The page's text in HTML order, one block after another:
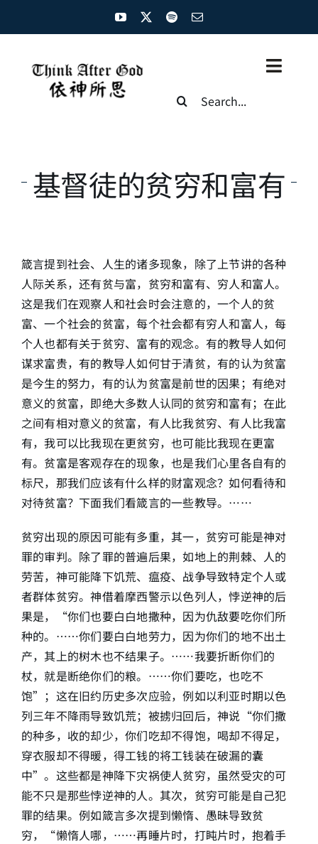
圣经概览
神学概论
圣经解析
简介
下载
Search
基督徒的贫穷和富有
箴言提到社会、人生的诸多现象，除了上节讲的各种
人际关系，还有贫与富，贫穷和富有、穷人和富人。
这是我们在观察人和社会时会注意的，一个人的贫
富、一个社会的贫富，每个社会都有穷人和富人，每
个人也都有关于贫穷、富有的观念。有的教导人如何
谋求富贵，有的教导人如何甘于清贫，有的认为贫富
是今生的努力，有的认为贫富是前世的因果；有绝对
意义的贫富，即绝大多数人认同的贫穷和富有；在此
之间有相对意义的贫富，有人比我贫穷、有人比我富
有，我可以比我现在更贫穷，也可能比我现在更富
有。贫富是客观存在的现象，也是我们心里各自有的
标尺，那我们应该有什么样的财富观念？如何看待和
对待贫富？下面我们看箴言的一些教导。……
贫穷出现的原因可能有多重，其一，贫穷可能是神对
罪的审判。除了罪的普遍后果，如地上的荆棘、人的
劳苦，神可能降下饥荒、瘟疫、战争导致特定个人或
者群体贫穷。神借着摩西警示以色列人，悖逆神的后
果是，“你们也要白白地撒种，因为仇敌要吃你们所
种的。……你们要白白地劳力，因为你们的地不出土
产，其上的树木也不结果子。……我要折断你们的
杖，就是断绝你们的粮。……你们要吃，也吃不
饱”；这在旧约历史多次应验，例如以利亚时期以色
列三年不降雨导致饥荒；被掳归回后，神说“你们撒
的种多，收的却少，你们吃却不得饱，喝却不得足，
穿衣服却不得暖，得工钱的将工钱装在破漏的囊
中”。这些都是神降下灾祸使人贫穷，虽然受灾的可
能不只是那些悖逆神的人。其次，贫穷可能是自己犯
罪的结果。例如箴言多次提到懒惰、愚昧导致贫
穷，“懒惰人哪，……再睡片时，打盹片时，抱着手